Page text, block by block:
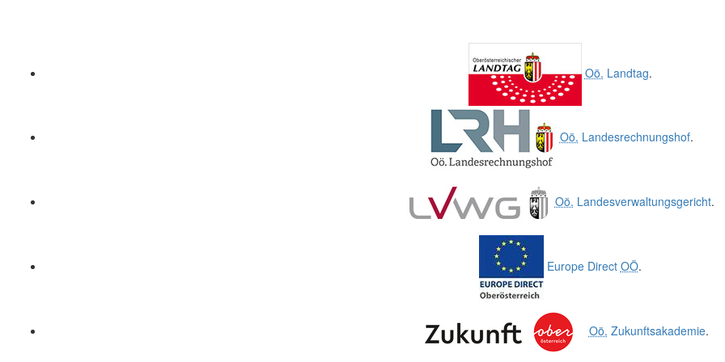
Oö. Landtag.
Oö. Landesrechnungshof.
Oö. Landesverwaltungsgericht.
Europe Direct OÖ.
Oö. Zukunftsakademie.